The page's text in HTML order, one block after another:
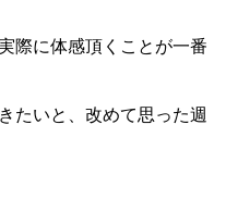
際に体感頂くことが一番
たいと、改めて思った週